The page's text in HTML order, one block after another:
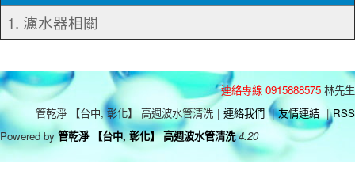
1. 濾水器相關
連絡專線 0915888575 林先生
管乾淨 【台中, 彰化】 高週波水管清洗 | 連絡我們 | 友情連結 | RSS
Powered by 管乾淨 【台中, 彰化】 高週波水管清洗 4.20